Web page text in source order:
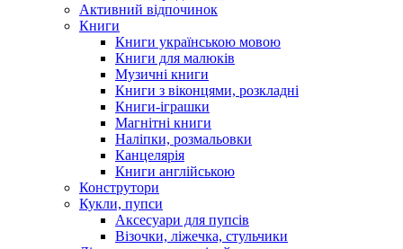
Активний відпочинок
Книги
Книги українською мовою
Книги для малюків
Музичні книги
Книги з віконцями, розкладні
Книги-іграшки
Магнітні книги
Наліпки, розмальовки
Канцелярія
Книги англійською
Конструтори
Кукли, пупси
Аксесуари для пупсів
Візочки, ліжечка, стульчики